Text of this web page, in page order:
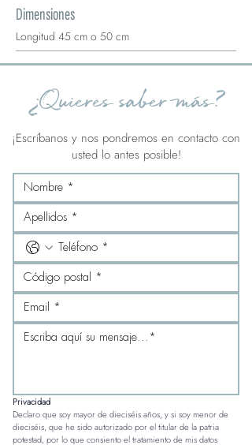
Dimensiones
Longitud 45 cm o 50 cm
¿Quieres saber más?
¡Escríbanos y nos pondremos en contacto con
usted lo antes posible!
Privacidad
Declaro que soy mayor de dieciséis años, y si soy menor de
dieciséis, que he sido autorizado por el titular de la patria
potestad, por lo que consiento el tratamiento de mis datos